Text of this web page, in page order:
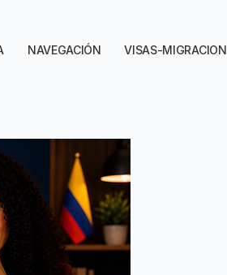
NAVEGACIÓN VISAS-MIGRACION